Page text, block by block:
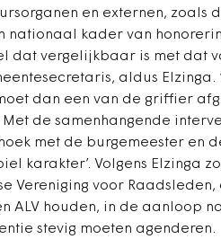
en externen, zoals
nationaal kader van
dat vergelijkbaar is met dat
aldus Elzinga.
dan een van de griffier
Met de samenhangende
met de burgemeester en
karakter’. Volgens Elzinga
Vereniging voor
ALV houden, in de aanloop
stevig moeten agenderen.